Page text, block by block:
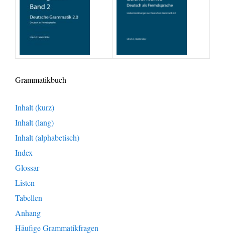
Grammatikbuch
Inhalt (kurz)
Inhalt (lang)
Inhalt (alphabetisch)
Index
Glossar
Listen
Tabellen
Anhang
Häufige Grammatikfragen